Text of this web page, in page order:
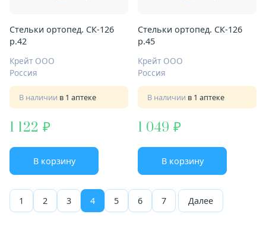
Стельки ортопед. СК-126
р.42
Крейт ООО
Россия
В наличии в 1 аптеке
1 122
В корзину
Стельки ортопед. СК-126
р.45
Крейт ООО
Россия
В наличии в 1 аптеке
1 049
В корзину
1 2 3 4 5 6 7 Далее